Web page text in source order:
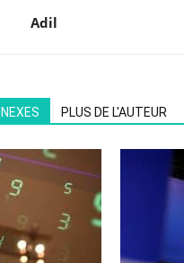
Adil
PLUS DE L'AUTEUR